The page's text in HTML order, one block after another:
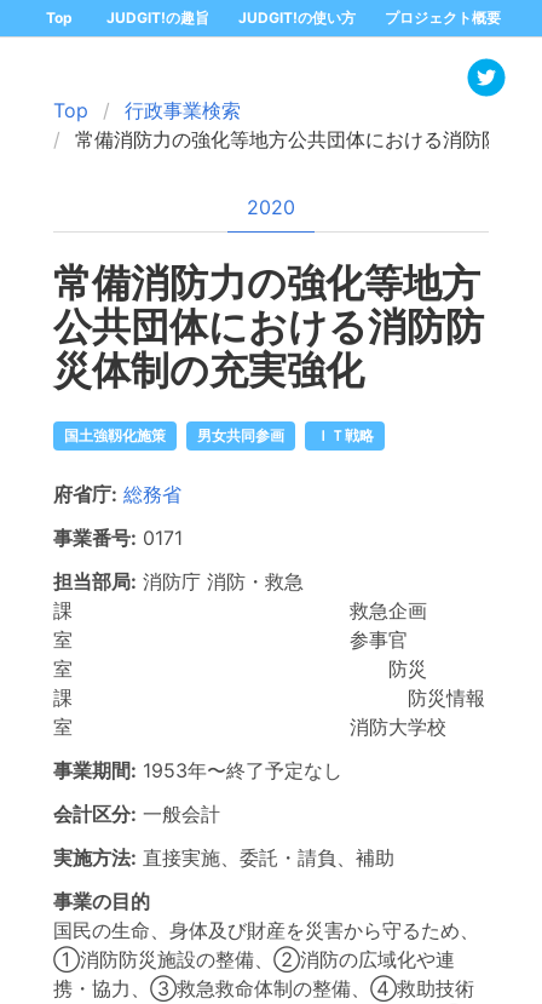
Top JUDGIT!の趣旨 JUDGIT!の使い方 プロジェクト概要
Top
行政事業検索
常備消防力の強化等地方公共団体における消防防災
2020
常備消防力の強化等地方
公共団体における消防防
災体制の充実強化
国土強靱化施策 男女共同参画 ＩＴ戦略
府省庁: 総務省
事業番号: 0171
担当部局: 消防庁 消防・救急
課 救急企画
室 参事官
室 防災
課 防災情報
室 消防大学校
事業期間: 1953年〜終了予定なし
会計区分: 一般会計
実施方法: 直接実施、委託・請負、補助
事業の目的
国民の生命、身体及び財産を災害から守るため、
①消防防災施設の整備、②消防の広域化や連
携・協力、③救急救命体制の整備、④救助技術